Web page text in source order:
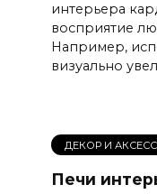
интерьера
восприятие
Например,
визуально
ДЕКОР И
Печи